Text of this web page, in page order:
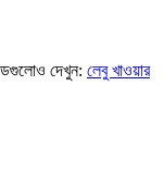
দেখুন: লেবু খাওয়ার